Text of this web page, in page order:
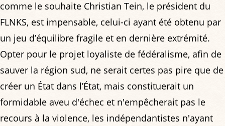
comme le souhaite Christian Tein, le président du
FLNKS, est impensable, celui-ci ayant été obtenu par
un jeu d’équilibre fragile et en dernière extrémité.
Opter pour le projet loyaliste de fédéralisme, afin de
sauver la région sud, ne serait certes pas pire que de
créer un État dans l’État, mais constituerait un
formidable aveu d'échec et n'empêcherait pas le
recours à la violence, les indépendantistes n'ayant